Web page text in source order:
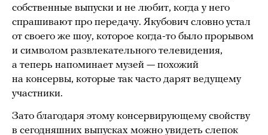
собственные выпуски и не любит, когда у него
спрашивают про передачу. Якубович словно устал
от своего же шоу, которое когда-то было прорывом
и символом развлекательного телевидения,
а теперь напоминает музей — похожий
на консервы, которые так часто дарят ведущему
участники.
Зато благодаря этому консервирующему свойству
в сегодняшних выпусках можно увидеть слепок